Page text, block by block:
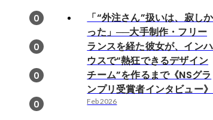
0
0
0
0
「“外注さん”扱いは、寂しか
った」──大手制作・フリー
ランスを経た彼女が、インハ
ウスで“熱狂できるデザイン
チーム”を作るまで《NSグラ
ンプリ受賞者インタビュー》
Feb 2026